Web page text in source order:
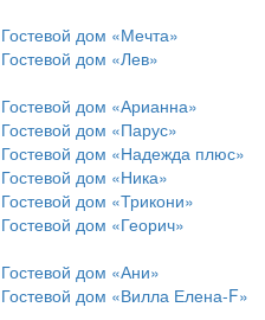
Гостевой дом «Мечта»
Гостевой дом «Лев»
Гостевой дом «Арианна»
Гостевой дом «Парус»
Гостевой дом «Надежда плюс»
Гостевой дом «Ника»
Гостевой дом «Трикони»
Гостевой дом «Георич»
Гостевой дом «Ани»
Гостевой дом «Вилла Елена-F»